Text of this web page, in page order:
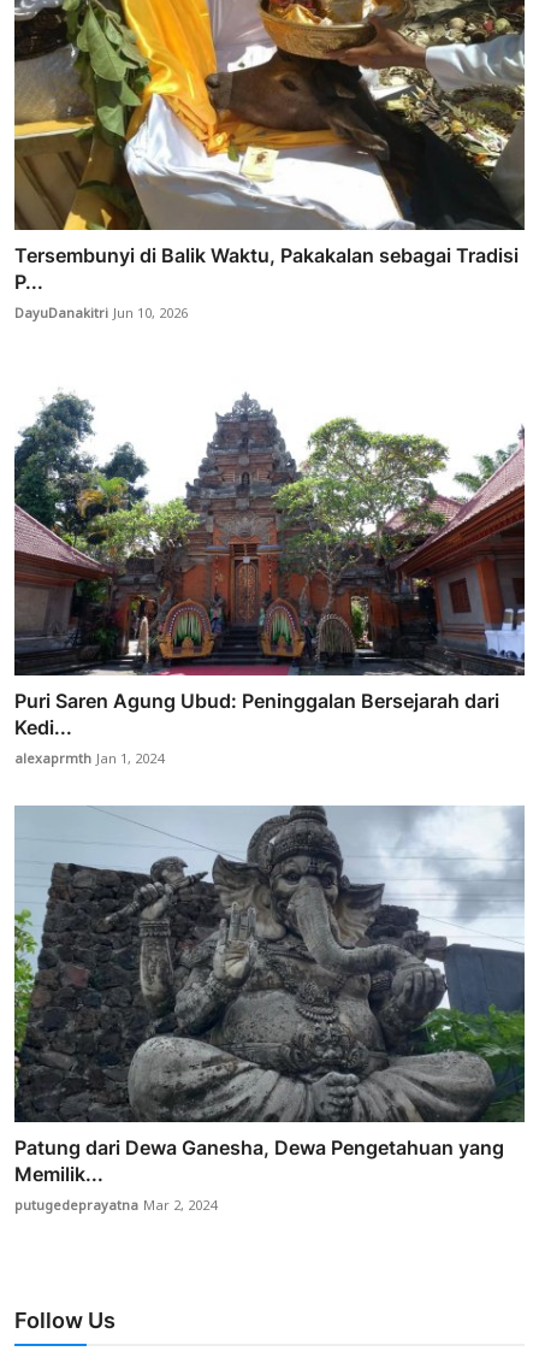
Tersembunyi di Balik Waktu, Pakakalan sebagai Tradisi
P...
DayuDanakitriJun 10, 2026
Puri Saren Agung Ubud: Peninggalan Bersejarah dari
Kedi...
alexaprmthJan 1, 2024
Patung dari Dewa Ganesha, Dewa Pengetahuan yang
Memilik...
putugedeprayatna Mar 2, 2024
Follow Us